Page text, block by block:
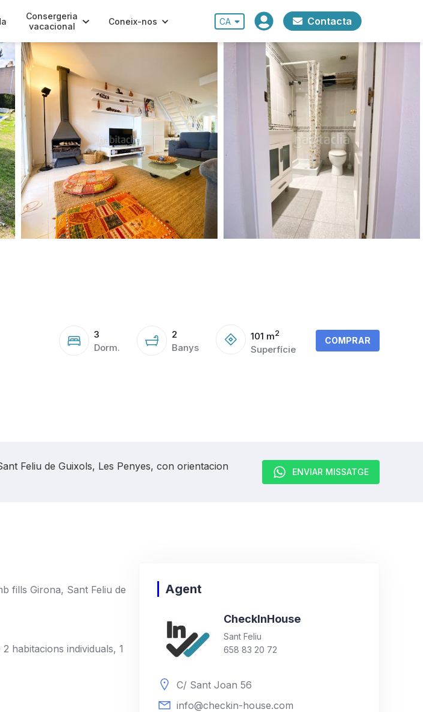
Consergeria
vacacional
Coneix-nos CA Contacta
3
Dorm.
2
Banys
101 m2
Superfície
COMPRAR
Feliu de Guixols, Les Penyes, con orientacion
ENVIAR MISSATGE
fills Girona, Sant Feliu de
habitacions individuals, 1
Agent
CheckInHouse
Sant Feliu
658 83 20 72
C/ Sant Joan 56
info@checkin-house.com